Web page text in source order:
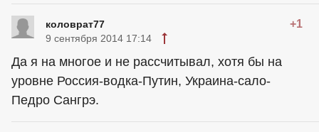
коловрат77 +1
9 сентября 2014 17:14
Да я на многое и не рассчитывал, хотя бы на
уровне Россия-водка-Путин, Украина-сало-
Педро Сангрэ.